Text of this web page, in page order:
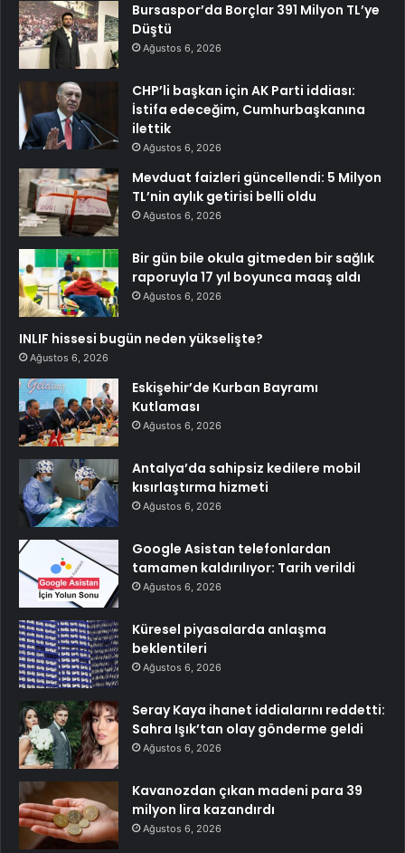
Bursaspor’da Borçlar 391 Milyon TL’ye
Düştü
Ağustos 6, 2026
CHP’li başkan için AK Parti iddiası:
İstifa edeceğim, Cumhurbaşkanına
ilettik
Ağustos 6, 2026
Mevduat faizleri güncellendi: 5 Milyon
TL’nin aylık getirisi belli oldu
Ağustos 6, 2026
Bir gün bile okula gitmeden bir sağlık
raporuyla 17 yıl boyunca maaş aldı
Ağustos 6, 2026
INLIF hissesi bugün neden yükselişte?
Ağustos 6, 2026
Eskişehir’de Kurban Bayramı
Kutlaması
Ağustos 6, 2026
Antalya’da sahipsiz kedilere mobil
kısırlaştırma hizmeti
Ağustos 6, 2026
Google Asistan telefonlardan
tamamen kaldırılıyor: Tarih verildi
Ağustos 6, 2026
Küresel piyasalarda anlaşma
beklentileri
Ağustos 6, 2026
Seray Kaya ihanet iddialarını reddetti:
Sahra Işık’tan olay gönderme geldi
Ağustos 6, 2026
Kavanozdan çıkan madeni para 39
milyon lira kazandırdı
Ağustos 6, 2026